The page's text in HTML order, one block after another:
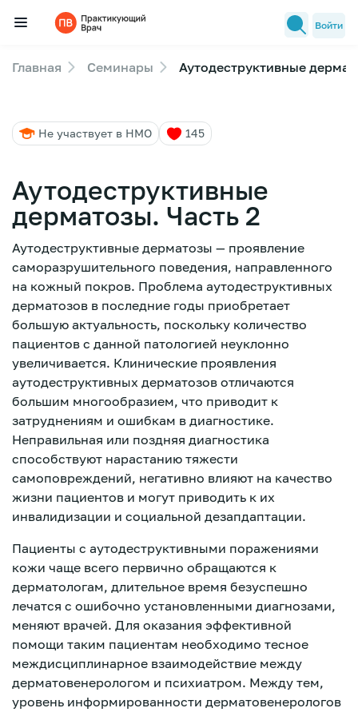
Семинары
Лекторы
Зарегистрироваться
Войти
Главная Семинары Аутодеструктивные
Не участвует в НМО 145
Аутодеструктивные
дерматозы. Часть 2
Аутодеструктивные дерматозы — проявление
саморазрушительного поведения, направленного
на кожный покров. Проблема аутодеструктивных
дерматозов в последние годы приобретает
большую актуальность, поскольку количество
пациентов с данной патологией неуклонно
увеличивается. Клинические проявления
аутодеструктивных дерматозов отличаются
большим многообразием, что приводит к
затруднениям и ошибкам в диагностике.
Неправильная или поздняя диагностика
способствуют нарастанию тяжести
самоповреждений, негативно влияют на качество
жизни пациентов и могут приводить к их
инвалидизации и социальной дезапдаптации.
Пациенты с аутодеструктивными поражениями
кожи чаще всего первично обращаются к
дерматологам, длительное время безуспешно
лечатся с ошибочно установленными диагнозами,
меняют врачей. Для оказания эффективной
помощи таким пациентам необходимо тесное
междисциплинарное взаимодействие между
дерматовенерологом и психиатром. Между тем,
уровень информированности дерматовенерологов